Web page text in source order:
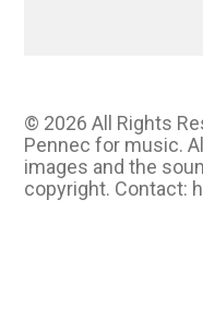
© 2026 All Rights
Pennec for music.
images and the
copyright. Contact: